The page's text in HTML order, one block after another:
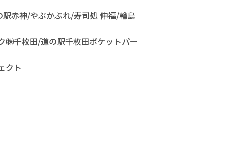
赤神/やぶかぶれ/寿司処 伸福/輪島
千枚田/道の駅千枚田ポケットパー
クト